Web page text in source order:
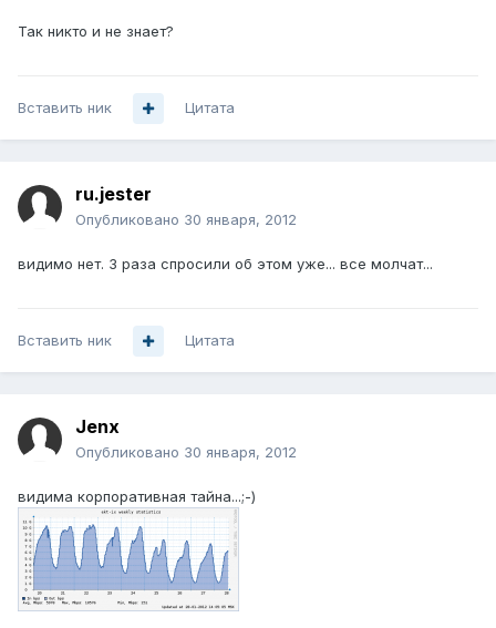
Так никто и не знает?
Вставить ник Цитата
ru.jester
Опубликовано 30 января, 2012
видимо нет. 3 раза спросили об этом уже... все молчат...
Вставить ник Цитата
Jenx
Опубликовано 30 января, 2012
видима корпоративная тайна...;-)